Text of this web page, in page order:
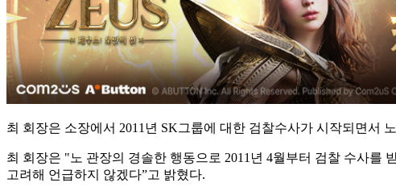
최 회장은 소장에서 2011년 SK그룹에 대한 검찰수사가 시작되면서
최 회장은 "노 관장의 경솔한 행동으로 2011년 4월부터 검찰 수사를
고려해 언급하지 않겠다”고 밝혔다.